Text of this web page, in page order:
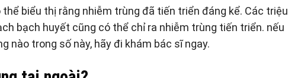
biểu thị rằng nhiễm trùng đã tiến triển đáng kể. Các triệu
bạch huyết cũng có thể chỉ ra nhiễm trùng tiến triển. nếu
nào trong số này, hãy đi khám bác sĩ ngay.